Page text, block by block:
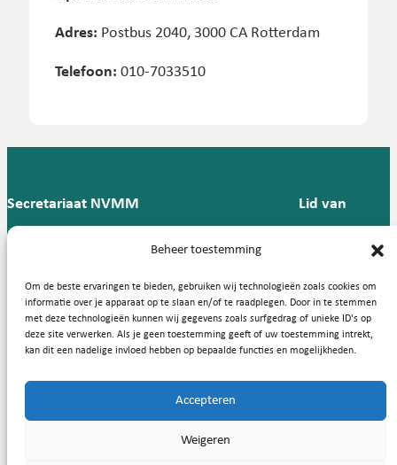
Beheer toestemming
Om de beste ervaringen te bieden, gebruiken wij technologieën zoals cookies om
informatie over je apparaat op te slaan en/of te raadplegen. Door in te stemmen
met deze technologieën kunnen wij gegevens zoals surfgedrag of unieke ID's op
deze site verwerken. Als je geen toestemming geeft of uw toestemming intrekt,
kan dit een nadelige invloed hebben op bepaalde functies en mogelijkheden.
Accepteren
Weigeren
Adres: Postbus 2040, 3000 CA Rotterdam
Telefoon: 010-7033510
Secretariaat NVMM
Groningen
T: 088 -
57
Lid van
Handige links
Copyright © 2026, Nederlandse Vereniging voor Medische